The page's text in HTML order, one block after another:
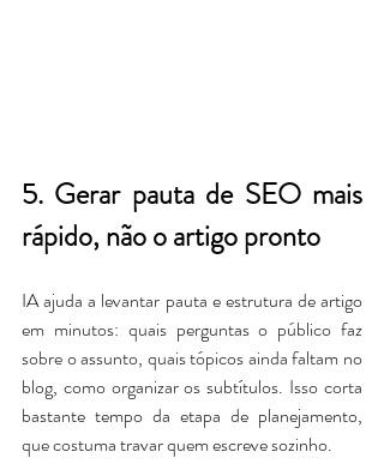
5. Gerar pauta de SEO mais
rápido, não o artigo pronto
IA ajuda a levantar pauta e estrutura de artigo
em minutos: quais perguntas o público faz
sobre o assunto, quais tópicos ainda faltam no
blog, como organizar os subtítulos. Isso corta
bastante tempo da etapa de planejamento,
que costuma travar quem escreve sozinho.